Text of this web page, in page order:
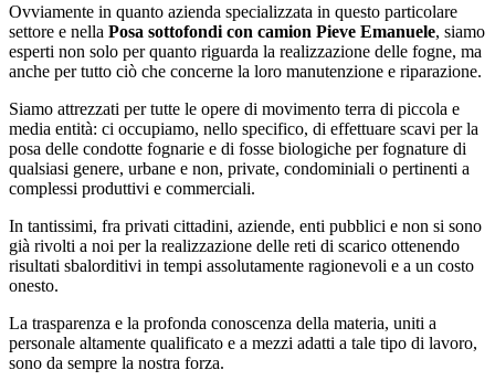
Ovviamente in quanto azienda specializzata in questo particolare
settore e nella Posa sottofondi con camion Pieve Emanuele, siamo
esperti non solo per quanto riguarda la realizzazione delle fogne, ma
anche per tutto ciò che concerne la loro manutenzione e riparazione.
Siamo attrezzati per tutte le opere di movimento terra di piccola e
media entità: ci occupiamo, nello specifico, di effettuare scavi per la
posa delle condotte fognarie e di fosse biologiche per fognature di
qualsiasi genere, urbane e non, private, condominiali o pertinenti a
complessi produttivi e commerciali.
In tantissimi, fra privati cittadini, aziende, enti pubblici e non si sono
già rivolti a noi per la realizzazione delle reti di scarico ottenendo
risultati sbalorditivi in tempi assolutamente ragionevoli e a un costo
onesto.
La trasparenza e la profonda conoscenza della materia, uniti a
personale altamente qualificato e a mezzi adatti a tale tipo di lavoro,
sono da sempre la nostra forza.